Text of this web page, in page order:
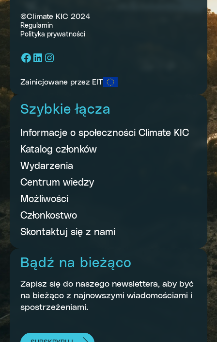
©Climate KIC 2024
Regulamin
Polityka prywatności
Facebook
LinkedIn
Instagram
Zainicjowane przez EIT
Szybkie łącza
Informacje o społeczności Climate KIC
Katalog członków
Wydarzenia
Centrum wiedzy
Możliwości
Członkostwo
Skontaktuj się z nami
Bądź na bieżąco
Zapisz się do naszego newslettera, aby być
na bieżąco z najnowszymi wiadomościami i
spostrzeżeniami.